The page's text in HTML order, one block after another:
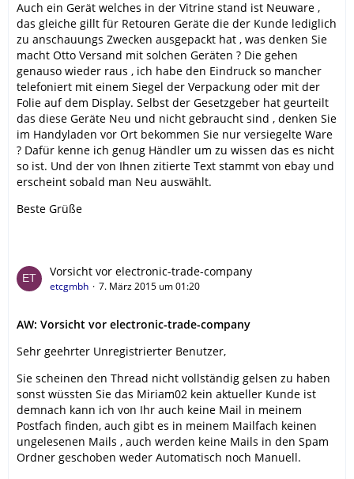
Auch ein Gerät welches in der Vitrine stand ist Neuware ,
das gleiche gillt für Retouren Geräte die der Kunde lediglich
zu anschauungs Zwecken ausgepackt hat , was denken Sie
macht Otto Versand mit solchen Geräten ? Die gehen
genauso wieder raus , ich habe den Eindruck so mancher
telefoniert mit einem Siegel der Verpackung oder mit der
Folie auf dem Display. Selbst der Gesetzgeber hat geurteilt
das diese Geräte Neu und nicht gebraucht sind , denken Sie
im Handyladen vor Ort bekommen Sie nur versiegelte Ware
? Dafür kenne ich genug Händler um zu wissen das es nicht
so ist. Und der von Ihnen zitierte Text stammt von ebay und
erscheint sobald man Neu auswählt.
Beste Grüße
Vorsicht vor electronic-trade-company
etcgmbh 7. März 2015 um 01:20
AW: Vorsicht vor electronic-trade-company
Sehr geehrter Unregistrierter Benutzer,
Sie scheinen den Thread nicht vollständig gelsen zu haben
sonst wüssten Sie das Miriam02 kein aktueller Kunde ist
demnach kann ich von Ihr auch keine Mail in meinem
Postfach finden, auch gibt es in meinem Mailfach keinen
ungelesenen Mails , auch werden keine Mails in den Spam
Ordner geschoben weder Automatisch noch Manuell.